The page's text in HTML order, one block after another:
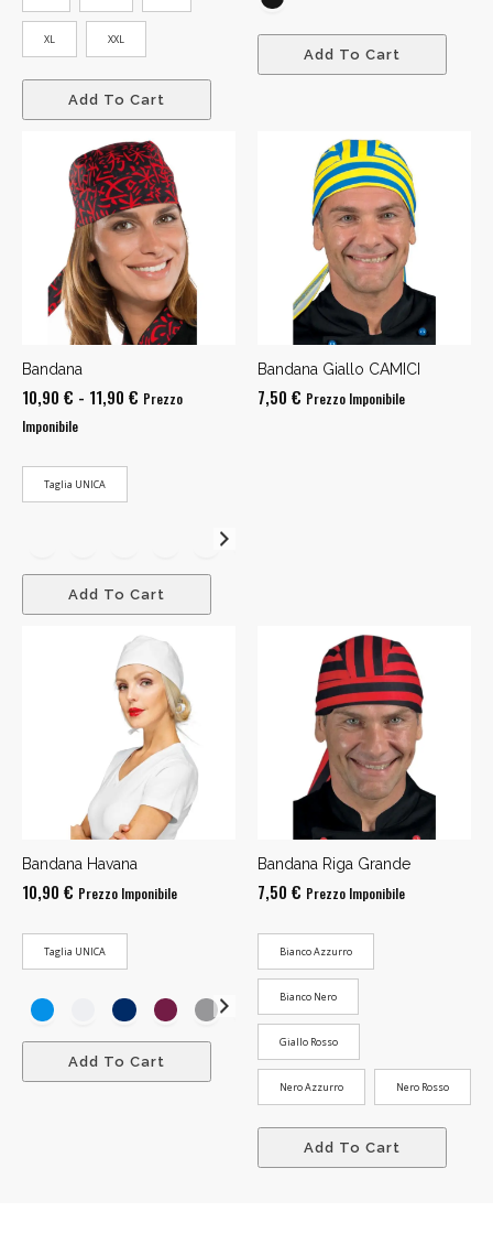
XL XXL
Add To Cart
Add To Cart
Bandana
10,90 € - 11,90 € Fascia
Prezzo
Imponibile
Taglia UNICA
Add To Cart
Bandana Giallo CAMICI
7,50 € Prezzo Imponibile
Bandana Havana
10,90 € Prezzo Imponibile
Taglia UNICA
Add To Cart
Bandana Riga Grande
7,50 € Prezzo Imponibile
Bianco Azzurro
Bianco Nero
Giallo Rosso
Nero Azzurro Nero Rosso
Add To Cart